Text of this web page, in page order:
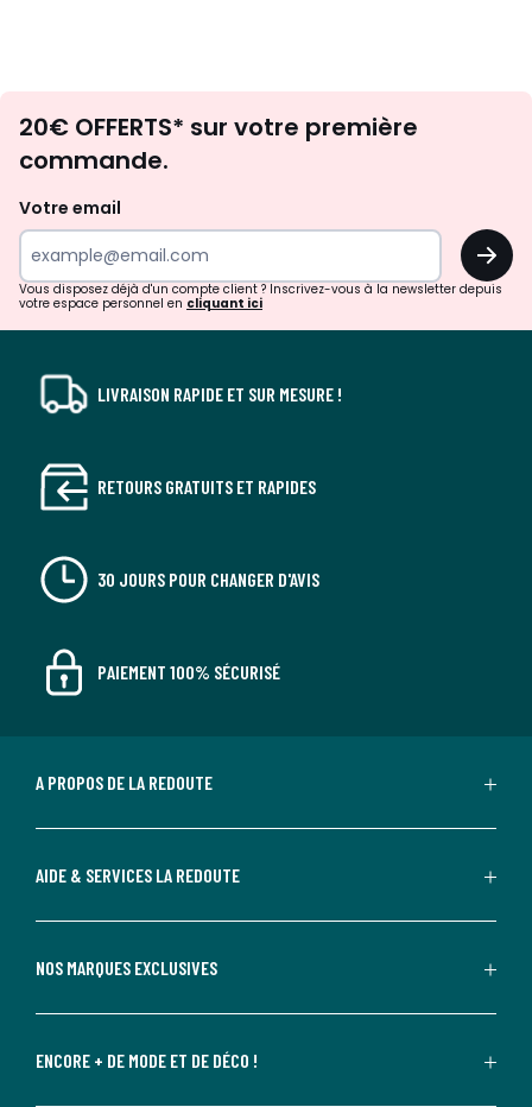
d'inspirations
surprises?
20€ OFFERTS* sur votre première
commande.
Votre email
OK
Vous disposez déjà d'un compte client ? Inscrivez-vous à la newsletter depuis
votre espace personnel en cliquant ici
LIVRAISON RAPIDE ET SUR MESURE !
RETOURS GRATUITS ET RAPIDES
30 JOURS POUR CHANGER D'AVIS
PAIEMENT 100% SÉCURISÉ
A PROPOS DE LA REDOUTE
AIDE & SERVICES LA REDOUTE
NOS MARQUES EXCLUSIVES
ENCORE + DE MODE ET DE DÉCO !